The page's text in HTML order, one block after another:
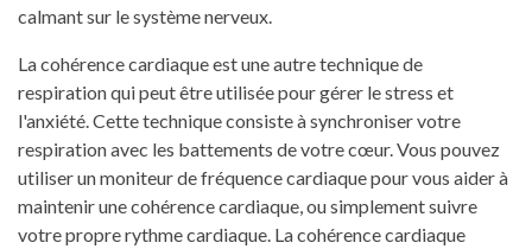
calmant sur le système nerveux.
La cohérence cardiaque est une autre technique de
respiration qui peut être utilisée pour gérer le stress et
l'anxiété. Cette technique consiste à synchroniser votre
respiration avec les battements de votre cœur. Vous pouvez
utiliser un moniteur de fréquence cardiaque pour vous aider à
maintenir une cohérence cardiaque, ou simplement suivre
votre propre rythme cardiaque. La cohérence cardiaque